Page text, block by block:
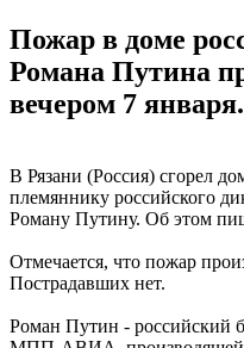
Пожар в доме
Романа Путина
вечером 7
В Рязани (Россия) сгорел
племяннику российского
Роману Путину. Об этом
Отмечается, что пожар
Пострадавших нет.
Роман Путин - российский